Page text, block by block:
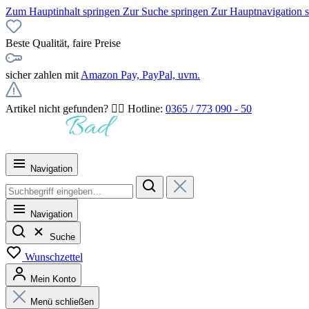
Zum Hauptinhalt springen Zur Suche springen Zur Hauptnavigation
Beste Qualität, faire Preise
sicher zahlen mit Amazon Pay, PayPal, uvm.
Artikel nicht gefunden? 👉🏻 Hotline: 0365 / 773 090 - 50
Navigation
Navigation
Suche
Wunschzettel
Mein Konto
Menü schließen